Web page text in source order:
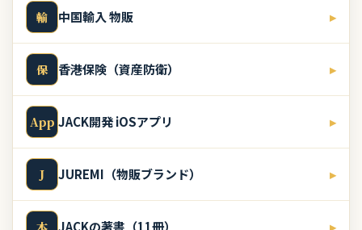
輸 中国輸入 物販 ▸
保 香港保険（資産防衛） ▸
App JACK開発 iOSアプリ ▸
J JUREMI（物販ブランド） ▸
本 JACKの著書（11冊） ▸